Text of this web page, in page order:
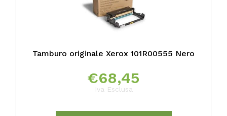
Tamburo originale Xerox 101R00555 Nero
€68,45
Iva Esclusa